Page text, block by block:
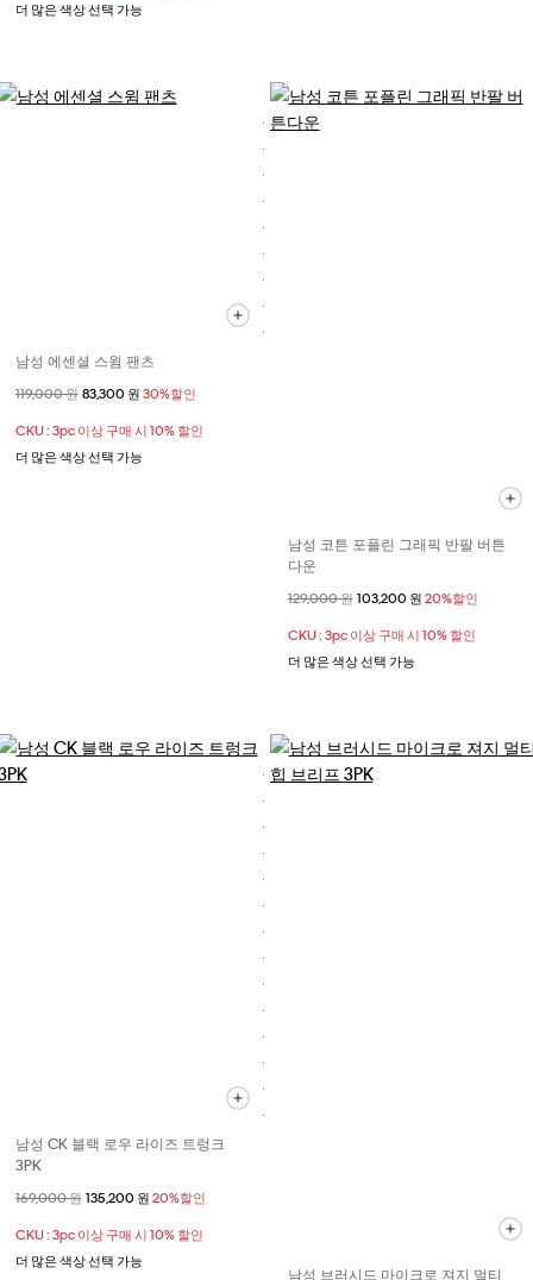
더 많은 색상 선택 가능
남성 에센셜 스윔 팬츠
할인 전 가격
119,000 원할인된 가격
83,300 원 30%할인
CKU : 3pc 이상 구매 시 10% 할인
더 많은 색상 선택 가능
남성 코튼 포플린 그래픽 반팔 버튼
다운
할인 전 가격
129,000 원할인된 가격
103,200 원 20%할인
CKU : 3pc 이상 구매 시 10% 할인
더 많은 색상 선택 가능
남성 CK 블랙 로우 라이즈 트렁크
3PK
할인 전 가격
169,000 원할인된 가격
135,200 원 20%할인
CKU : 3pc 이상 구매 시 10% 할인
더 많은 색상 선택 가능
남성 브러시드 마이크로 져지 멀티